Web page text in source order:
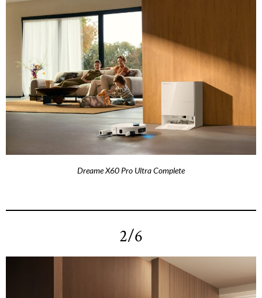
Dreame X60 Pro Ultra Complete
2/6